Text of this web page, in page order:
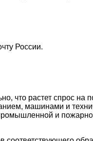
России.
что растет спрос на
машинами и
и